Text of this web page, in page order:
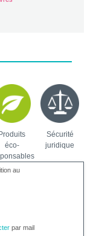
éco-
Sécurité
juridique
au
par mail